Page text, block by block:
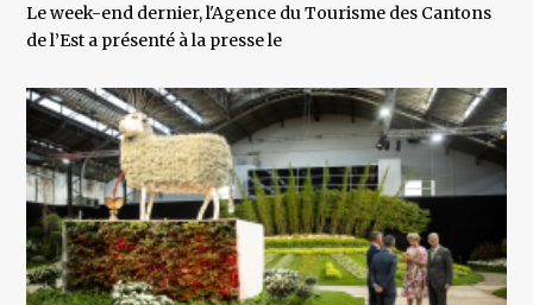
Le week-end dernier, l'Agence du Tourisme des Cantons
de l’Est a présenté à la presse le